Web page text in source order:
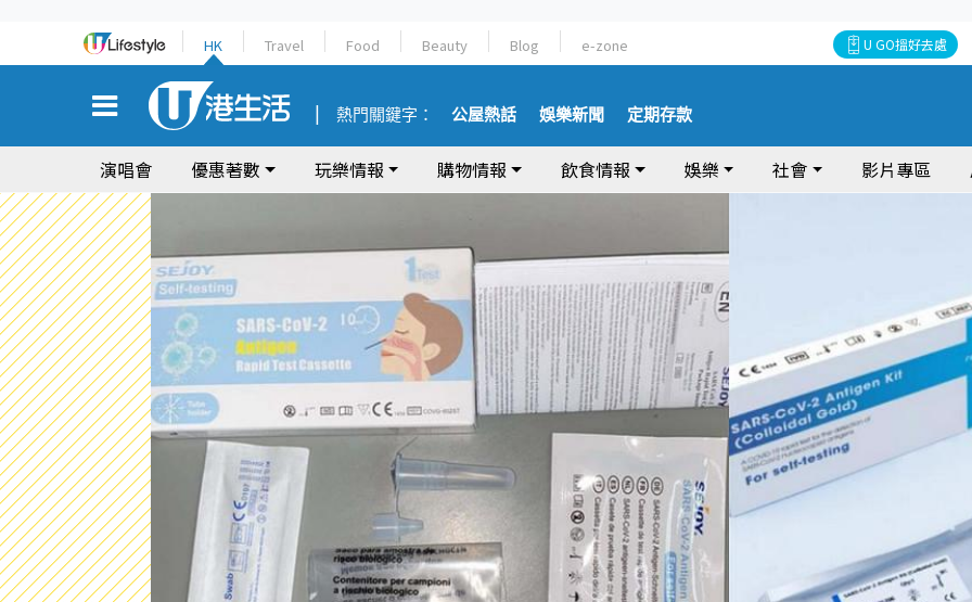
HK Travel Food Beauty Blog e-zone U GO搵好去處
熱門關鍵字： 公屋熱話 娛樂新聞 定期存款
演唱會 優惠著數 玩樂情報 購物情報 飲食情報 娛樂 社會 影片專區